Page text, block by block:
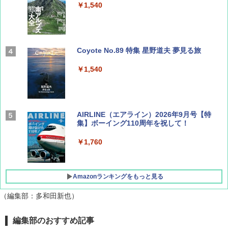
￥1,540
Coyote No.89 特集 星野道夫 夢見る旅
￥1,540
AIRLINE（エアライン）2026年9月号【特
集】ボーイング110周年を祝して！
￥1,760
Amazonランキングをもっと見る
D40 地球の歩き方 チェンマイ タイ北部の魅
力的な町 2026～2027 地球の歩き方D アジア
[キャンパーズコレクション 山善] ポップアッ
プテント 傘みたいに広げて畳める パッとサ
DEWEL パラソル 大型 ビーチ アウトドアパ
ラソル ガーデン サイトシート付 折りたたみ
（編集部：多和田新也）
編集部のおすすめ記事